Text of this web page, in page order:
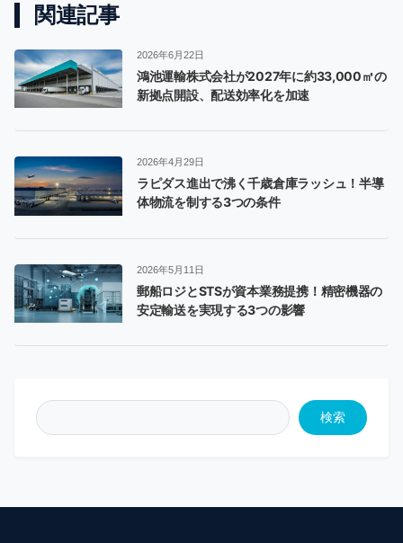
関連記事
2026年6月22日
鴻池運輸株式会社が2027年に約33,000㎡の
新拠点開設、配送効率化を加速
2026年4月29日
ラピダス進出で沸く千歳倉庫ラッシュ！半導
体物流を制する3つの条件
2026年5月11日
郵船ロジとSTSが資本業務提携！精密機器の
安定輸送を実現する3つの影響
検索